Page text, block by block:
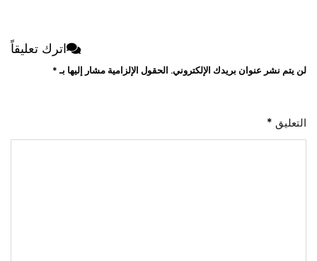
اترك تعليقاً
لن يتم نشر عنوان بريدك الإلكتروني. الحقول الإلزامية مشار إليها بـ*
التعليق *